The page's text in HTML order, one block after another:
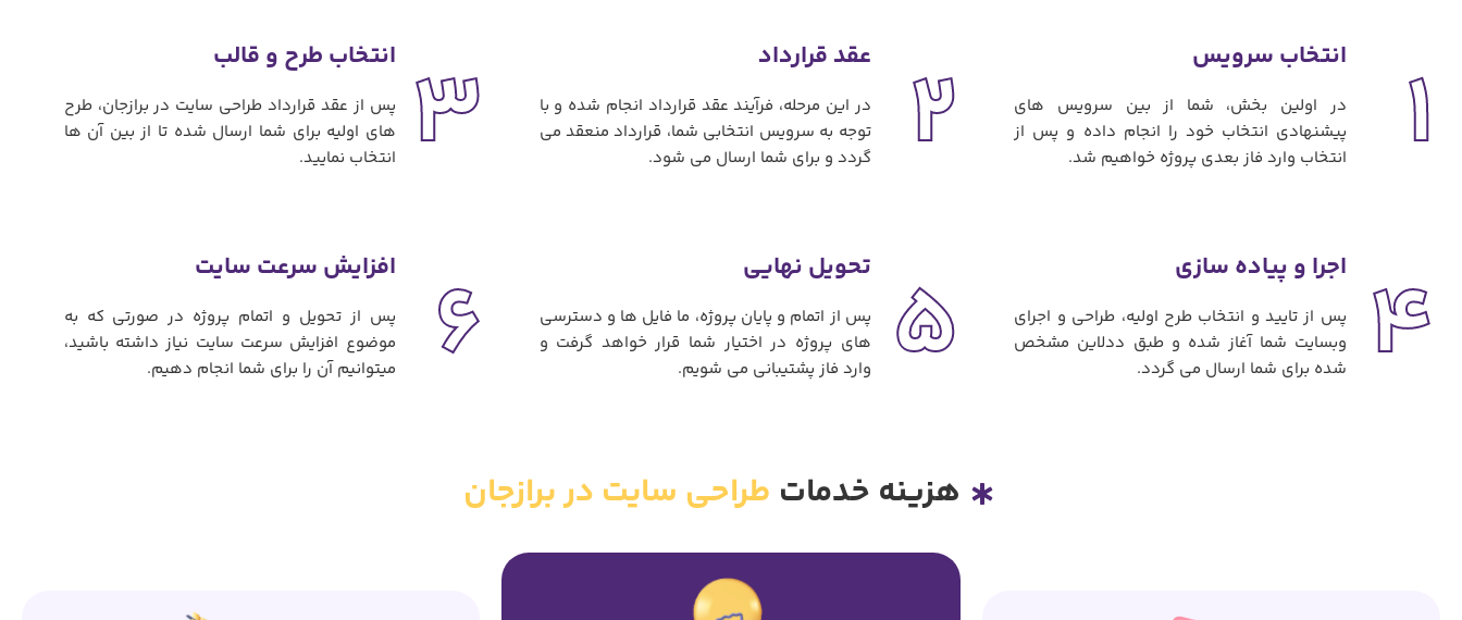
1 انتخاب سرویس
در اولین بخش، شما از بین سرویس های
پیشنهادی انتخاب خود را انجام داده و پس از
انتخاب وارد فاز بعدی پروژه خواهیم شد.
2 عقد قرارداد
در این مرحله، فرآیند عقد قرارداد انجام شده و با
توجه به سرویس انتخابی شما، قرارداد منعقد می
گردد و برای شما ارسال می شود.
3 انتخاب طرح و قالب
پس از عقد قرارداد طراحی سایت در برازجان، طرح
های اولیه برای شما ارسال شده تا از بین آن ها
انتخاب نمایید.
4 اجرا و پیاده سازی
پس از تایید و انتخاب طرح اولیه، طراحی و اجرای
وبسایت شما آغاز شده و طبق ددلاین مشخص
شده برای شما ارسال می گردد.
5 تحویل نهایی
پس از اتمام و پایان پروژه، ما فایل ها و دسترسی
های پروژه در اختیار شما قرار خواهد گرفت و
وارد فاز پشتیبانی می شویم.
6 افزایش سرعت سایت
پس از تحویل و اتمام پروژه در صورتی که به
موضوع افزایش سرعت سایت نیاز داشته باشید،
میتوانیم آن را برای شما انجام دهیم.
هزینه خدمات طراحی سایت در برازجان